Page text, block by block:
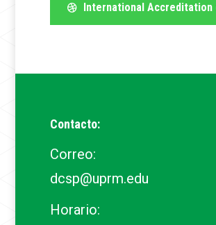
International
Contacto:
Correo:
dcsp@uprm.edu
Horario: